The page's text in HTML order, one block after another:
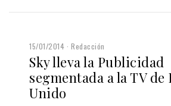
15/01/2014 Redacción
Sky lleva la Publicidad
segmentada a la TV de
Unido